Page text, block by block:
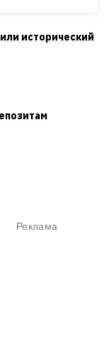
исторический
Реклама